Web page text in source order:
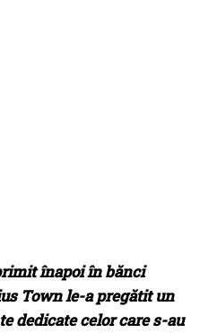
înapoi în bănci
Town le-a pregătit un
dedicate celor care s-au